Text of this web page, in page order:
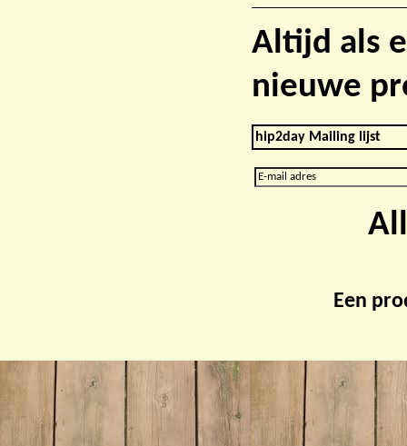
Altijd als
nieuwe
hip2day Mailing lijst
Een